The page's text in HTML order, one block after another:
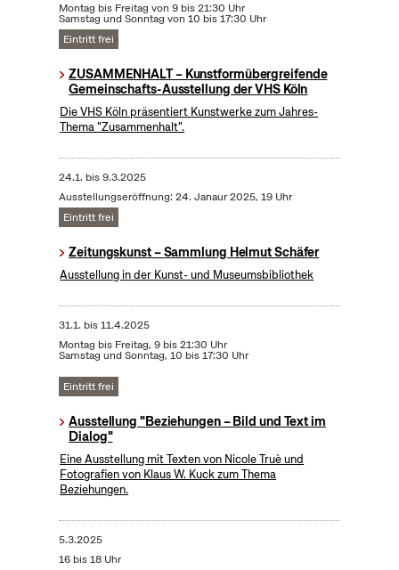
Montag bis Freitag von 9 bis 21:30 Uhr
Samstag und Sonntag von 10 bis 17:30 Uhr
Eintritt frei
ZUSAMMENHALT – Kunstformübergreifende
Gemeinschafts-Ausstellung der VHS Köln
Die VHS Köln präsentiert Kunstwerke zum Jahres-
Thema "Zusammenhalt".
24.1. bis9.3.2025
Ausstellungseröffnung: 24. Janaur 2025, 19 Uhr
Eintritt frei
Zeitungskunst – Sammlung Helmut Schäfer
Ausstellung in der Kunst- und Museumsbibliothek
31.1. bis11.4.2025
Montag bis Freitag, 9 bis 21:30 Uhr
Samstag und Sonntag, 10 bis 17:30 Uhr
Eintritt frei
Ausstellung "Beziehungen – Bild und Text im
Dialog"
Eine Ausstellung mit Texten von Nicole Truè und
Fotografien von Klaus W. Kuck zum Thema
Beziehungen.
5.3.2025
16 bis 18 Uhr